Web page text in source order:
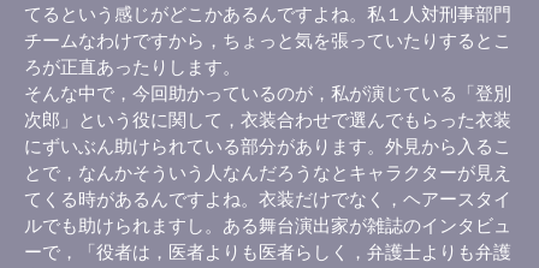
てるという感じがどこかあるんですよね。私１人対刑事部門
チームなわけですから，ちょっと気を張っていたりするとこ
ろが正直あったりします。
そんな中で，今回助かっているのが，私が演じている「登別
次郎」という役に関して，衣装合わせで選んでもらった衣装
にずいぶん助けられている部分があります。外見から入るこ
とで，なんかそういう人なんだろうなとキャラクターが見え
てくる時があるんですよね。衣装だけでなく，ヘアースタイ
ルでも助けられますし。ある舞台演出家が雑誌のインタビュ
ーで，「役者は，医者よりも医者らしく，弁護士よりも弁護